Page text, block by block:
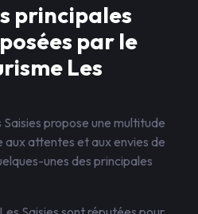
principales
par le
Les
Saisies propose une multitude
aux attentes et aux envies de
unes des principales